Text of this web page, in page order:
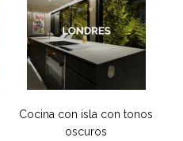
Cocina con isla con tonos
oscuros